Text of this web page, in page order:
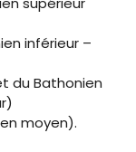
inférieur –
du Bathonien
moyen).